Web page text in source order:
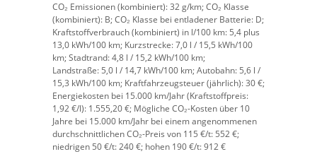
CO₂ Emissionen (kombiniert):32 g/km;CO₂ Klasse
(kombiniert): B;CO₂ Klasse bei entladener Batterie: D;
Kraftstoffverbrauch (kombiniert) in l/100 km: 5,4 plus
13,0 kWh/100 km; Kurzstrecke:7,0 l / 15,5 kWh/100
km;Stadtrand:4,8 l / 15,2 kWh/100 km;
Landstraße: 5,0 l / 14,7 kWh/100 km;Autobahn: 5,6 l /
15,3 kWh/100 km; Kraftfahrzeugsteuer (jährlich):30 €;
Energiekosten bei 15.000 km/Jahr (Kraftstoffpreis:
1,92€/l): 1.555,20 €; Mögliche CO₂-Kosten über 10
Jahre bei 15.000 km/Jahr bei einem angenommenen
durchschnittlichen CO₂-Preis von 115 €/t: 552 €;
niedrigen 50 €/t: 240 €; hohen 190 €/t: 912 €